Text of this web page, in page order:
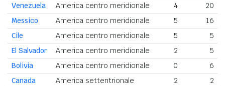
Venezuela
America centro meridionale 4
20
Messico
America centro meridionale 5
16
Cile
America centro meridionale 5
5
El Salvador
America centro meridionale 2
5
Bolivia
America centro meridionale 0
6
Canada
America settentrionale 2
2